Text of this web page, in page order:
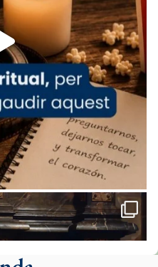
ha tingut lloc la
en agraïment al
la visita apostòlica
Barcelona, i als
de Barcelona.
el cardenal Joan
la missa i l’ha
de Barcelona,